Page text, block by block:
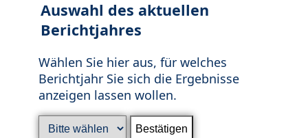
Auswahl des aktuellen
Berichtjahres
Wählen Sie hier aus, für welches
Berichtjahr Sie sich die Ergebnisse
anzeigen lassen wollen.